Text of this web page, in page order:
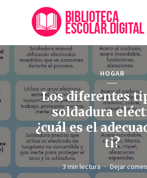
HOGAR
Los diferentes
soldadura
¿cuál es el
ti?
3 min lectura Dejar